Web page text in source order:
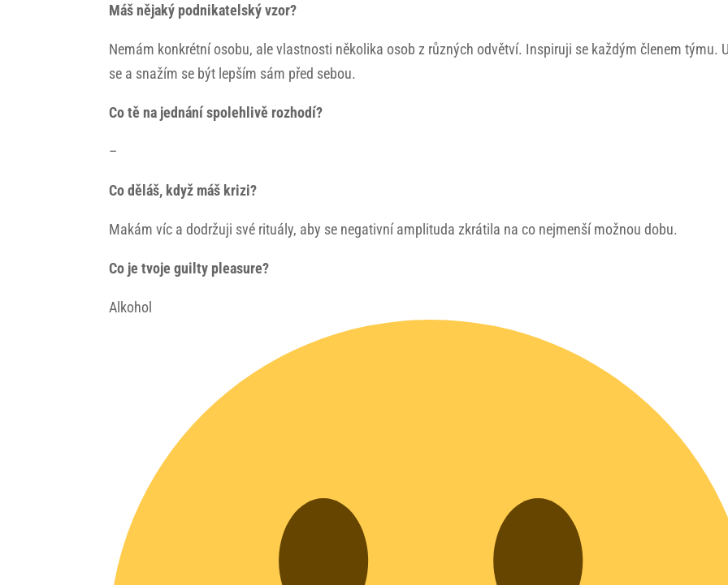
Máš nějaký podnikatelský vzor?
Nemám konkrétní osobu, ale vlastnosti několika osob z různých odvětví. Inspiruji se každým členem týmu.
se a snažím se být lepším sám před sebou.
Co tě na jednání spolehlivě rozhodí?
–
Co děláš, když máš krizi?
Makám víc a dodržuji své rituály, aby se negativní amplituda zkrátila na co nejmenší možnou dobu.
Co je tvoje guilty pleasure?
Alkohol